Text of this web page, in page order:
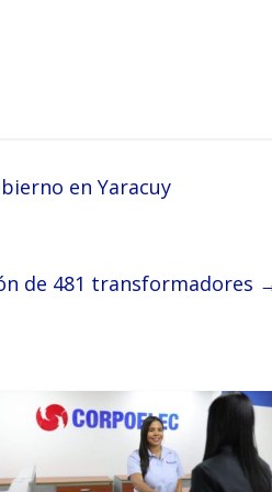
en Yaracuy
de 481 transformadores